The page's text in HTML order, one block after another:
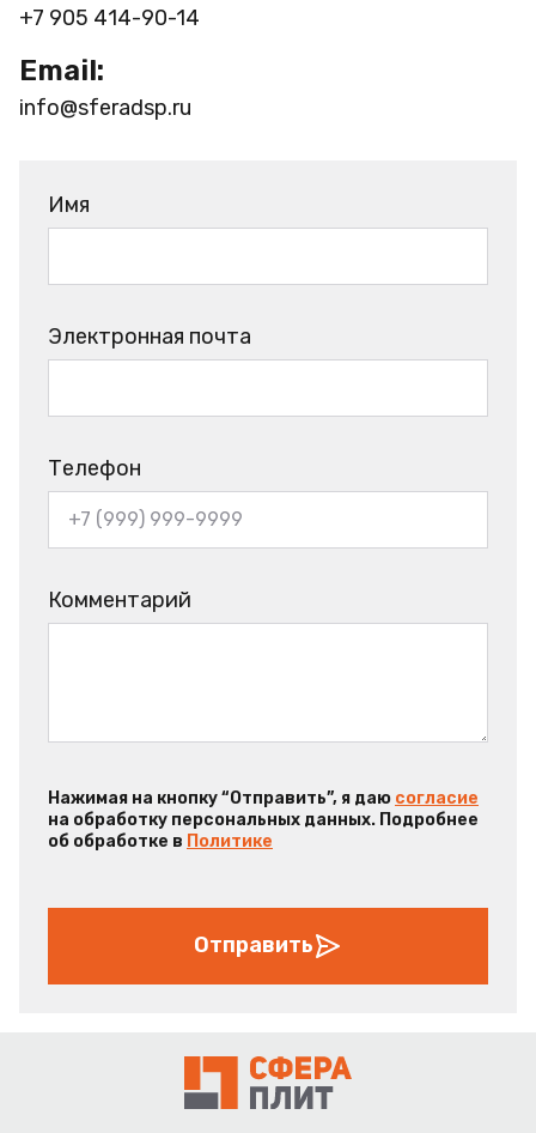
+7 905 414-90-14
Email:
info@sferadsp.ru
Имя
Электронная почта
Телефон
Комментарий
Нажимая на кнопку “Отправить”, я даю согласие
на обработку персональных данных. Подробнее
об обработке в Политике
Отправить